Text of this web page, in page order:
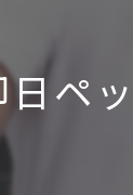
日ペ